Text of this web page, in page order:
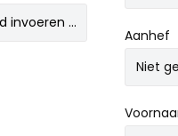
Aanhef